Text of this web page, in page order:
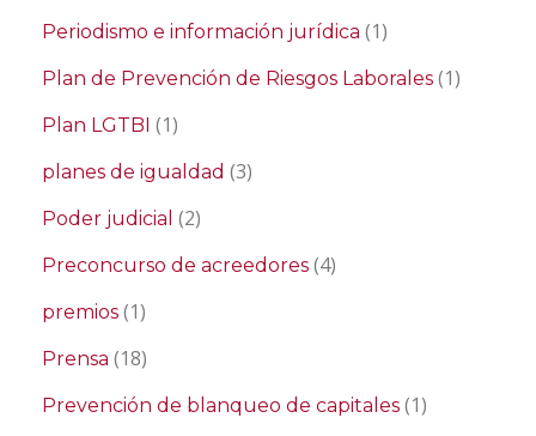
Periodismo e información jurídica (1)
Plan de Prevención de Riesgos Laborales (1)
Plan LGTBI (1)
planes de igualdad (3)
Poder judicial (2)
Preconcurso de acreedores (4)
premios (1)
Prensa (18)
Prevención de blanqueo de capitales (1)